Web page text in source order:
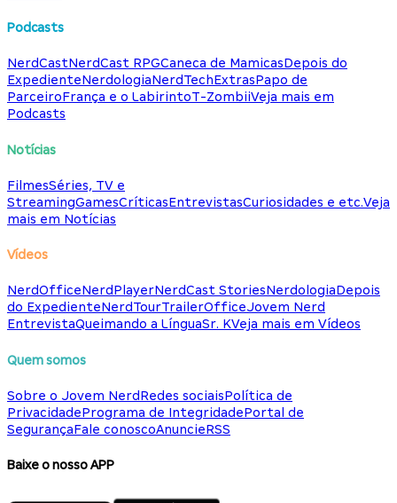
Podcasts
NerdCastNerdCast RPGCaneca de MamicasDepois do
ExpedienteNerdologiaNerdTechExtrasPapo de
ParceiroFrança e o LabirintoT-ZombiiVeja mais em
Podcasts
Notícias
FilmesSéries, TV e
StreamingGamesCríticasEntrevistasCuriosidades e etc.Veja
mais em Notícias
Vídeos
NerdOfficeNerdPlayerNerdCast StoriesNerdologiaDepois
do ExpedienteNerdTourTrailerOfficeJovem Nerd
EntrevistaQueimando a LínguaSr. KVeja mais em Vídeos
Quem somos
Sobre o Jovem NerdRedes sociaisPolítica de
PrivacidadePrograma de IntegridadePortal de
SegurançaFale conoscoAnuncieRSS
Baixe o nosso APP